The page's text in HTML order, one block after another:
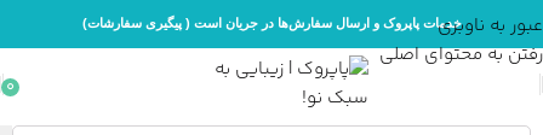
عبور به ناوبری
رفتن به محتوای اصلی
خدمات پاپروک و ارسال سفارش‌ها در جریان است ( پیگیری سفارشات)
0